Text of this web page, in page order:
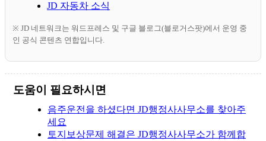
JD 자동차 소식
※ JD 네트워크는 워드프레스 및 구글 블로그(블로거스팟)에서 운영 중
인 공식 콘텐츠 연합입니다.
도움이 필요하시면
음주운전을 하셨다면 JD행정사사무소를 찾아주
세요
토지보상문제 해결은 JD행정사사무소가 함께합